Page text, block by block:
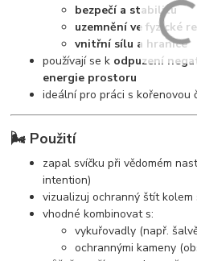
bezpečí a stabilitu
uzemnění ve fyzické
vnitřní sílu a hranice
používají se k odpuzení
energie prostoru
ideální pro práci s kořenovou
🌬️ Použití
zapal svíčku při vědomém
intention)
vizualizuj ochranný štít
vhodné kombinovat s:
vykuřovadly (např.
ochrannými kameny